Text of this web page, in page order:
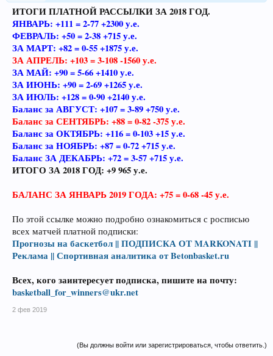
ИТОГИ ПЛАТНОЙ РАССЫЛКИ ЗА 2018 ГОД.
ЯНВАРЬ: +111 = 2-77 +2300 у.е.
ФЕВРАЛЬ: +50 = 2-38 +715 у.е.
ЗА МАРТ: +82 = 0-55 +1875 у.е.
ЗА АПРЕЛЬ: +103 = 3-108 -1560 у.е.
ЗА МАЙ: +90 = 5-66 +1410 у.е.
ЗА ИЮНЬ: +90 = 2-69 +1265 у.е.
ЗА ИЮЛЬ: +128 = 0-90 +2140 у.е.
Баланс за АВГУСТ: +107 = 3-89 +750 у.е.
Баланс за СЕНТЯБРЬ: +88 = 0-82 -375 у.е.
Баланс за ОКТЯБРЬ: +116 = 0-103 +15 у.е.
Баланс за НОЯБРЬ: +87 = 0-72 +715 у.е.
Баланс ЗА ДЕКАБРЬ: +72 = 3-57 +715 у.е.
ИТОГО ЗА 2018 ГОД: +9 965 у.е.
БАЛАНС ЗА ЯНВАРЬ 2019 ГОДА: +75 = 0-68 -45 у.е.
По этой ссылке можно подробно ознакомиться с росписью
всех матчей платной подписки:
Прогнозы на баскетбол || ПОДПИСКА ОТ MARKONATI ||
Реклама || Спортивная аналитика от Betonbasket.ru
Всех, кого заинтересует подписка, пишите на почту:
basketball_for_winners@ukr.net
2 фев 2019
(Вы должны войти или зарегистрироваться, чтобы ответить.)